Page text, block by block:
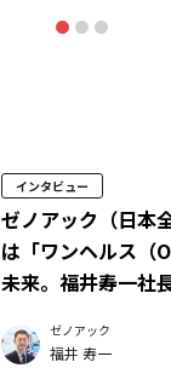
インタビュー
ゼノアック（日本
は「ワンヘルス
未来。福井寿一社
ゼノアック
福井 寿一